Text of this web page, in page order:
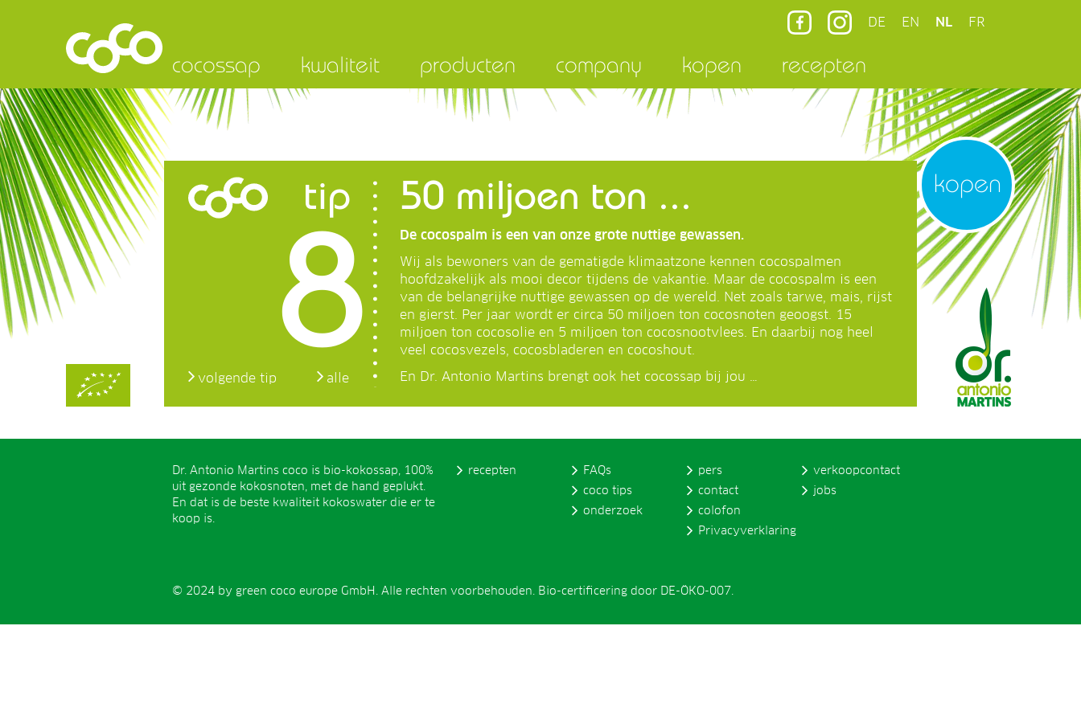
DE EN NL FR
cocossap kwaliteit producten company kopen recepten
kopen
tip
8 50 miljoen ton ...
De cocospalm is een van onze grote nuttige gewassen.
Wij als bewoners van de gematigde klimaatzone kennen cocospalmen
hoofdzakelijk als mooi decor tijdens de vakantie. Maar de cocospalm is een
van de belangrijke nuttige gewassen op de wereld. Net zoals tarwe, mais, rijst
en gierst. Per jaar wordt er circa 50 miljoen ton cocosnoten geoogst. 15
miljoen ton cocosolie en 5 miljoen ton cocosnootvlees. En daarbij nog heel
veel cocosvezels, cocosbladeren en cocoshout.
En Dr. Antonio Martins brengt ook het cocossap bij jou …
volgende tip alle
Dr. Antonio Martins coco is bio-kokossap, 100%
uit gezonde kokosnoten, met de hand geplukt.
En dat is de beste kwaliteit kokoswater die er te
koop is.
recepten
FAQs
coco tips
onderzoek
pers
contact
colofon
Privacyverklaring
verkoopcontact
jobs
© 2024 by green coco europe GmbH. Alle rechten voorbehouden. Bio-certificering door DE-ÖKO-007.